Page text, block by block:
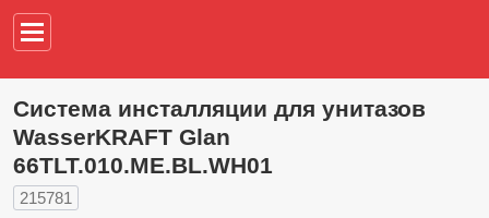
Система инсталляции для унитазов
WasserKRAFT Glan
66TLT.010.ME.BL.WH01
215781